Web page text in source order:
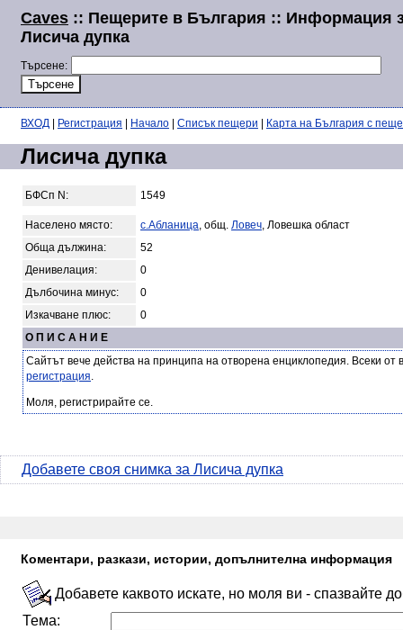
Caves :: Пещерите в България :: Информация
Лисича дупка
Търсене:
ВХОД Регистрация Начало Списък пещери Карта на България с
Лисича дупка
БФСп N: 1549
Населено място: с.Абланица, общ. Ловеч, Ловешка област
Обща дължина:
52
Денивелация:
0
Дълбочина минус:
0
Изкачване плюс:
0
О П И С А Н И Е
Сайтът вече действа на принципа на отворена енциклопедия. Всеки
регистрация.
Моля, регистрирайте се.
Добавете своя снимка за Лисича дупка
Коментари, разкази, истории, допълнителна информация
Добавете каквото искате, но моля ви - спазвайте
Тема: